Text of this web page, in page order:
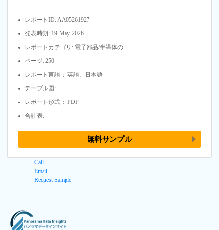
レポートID: AA05261927
発表時期: 19-May-2026
レポートカテゴリ: 電子部品/半導体の
ページ: 250
レポート言語： 英語、日本語
テーブル図:
レポート形式： PDF
合計表:
無料サンプル
Call
Email
Request Sample